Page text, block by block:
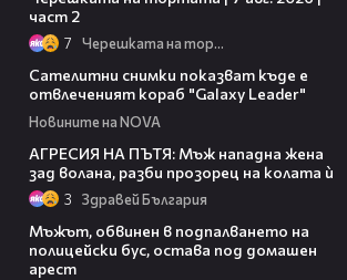
част 2
7 Черешката на тортата
Сателитни снимки показват къде е
отвлеченият кораб "Galaxy Leader"
Новините на NOVA
АГРЕСИЯ НА ПЪТЯ: Мъж нападна жена
зад волана, разби прозорец на колата ѝ
3 Здравей България
Мъжът, обвинен в подпалването на
полицейски бус, остава под домашен
арест